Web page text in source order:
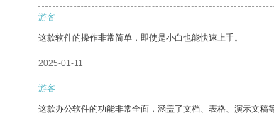
游客
这款软件的操作非常简单，即使是小白也能快速上手。
2025-01-11
游客
这款办公软件的功能非常全面，涵盖了文档、表格、演示文稿